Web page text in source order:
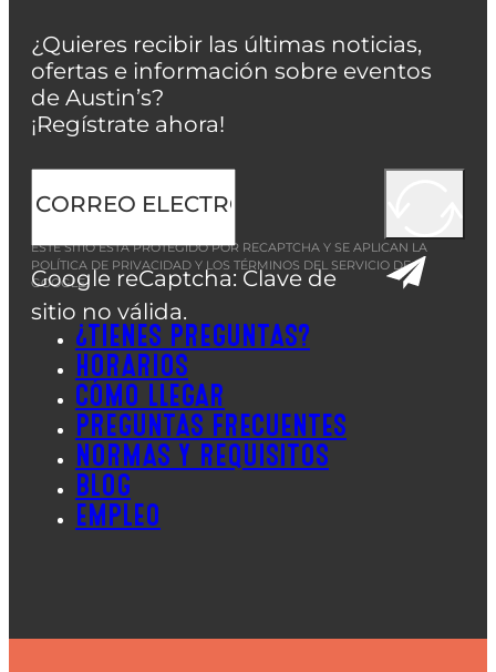
¿Quieres recibir las últimas noticias,
ofertas e información sobre eventos
de Austin’s?
¡Regístrate ahora!
Google reCaptcha: Clave de
sitio no válida.
ESTE SITIO ESTÁ PROTEGIDO POR RECAPTCHA Y SE APLICAN LA
POLÍTICA DE PRIVACIDAD Y LOS TÉRMINOS DEL SERVICIO DE
GOOGLE.
¿TIENES PREGUNTAS?
HORARIOS
CÓMO LLEGAR
PREGUNTAS FRECUENTES
NORMAS Y REQUISITOS
BLOG
EMPLEO